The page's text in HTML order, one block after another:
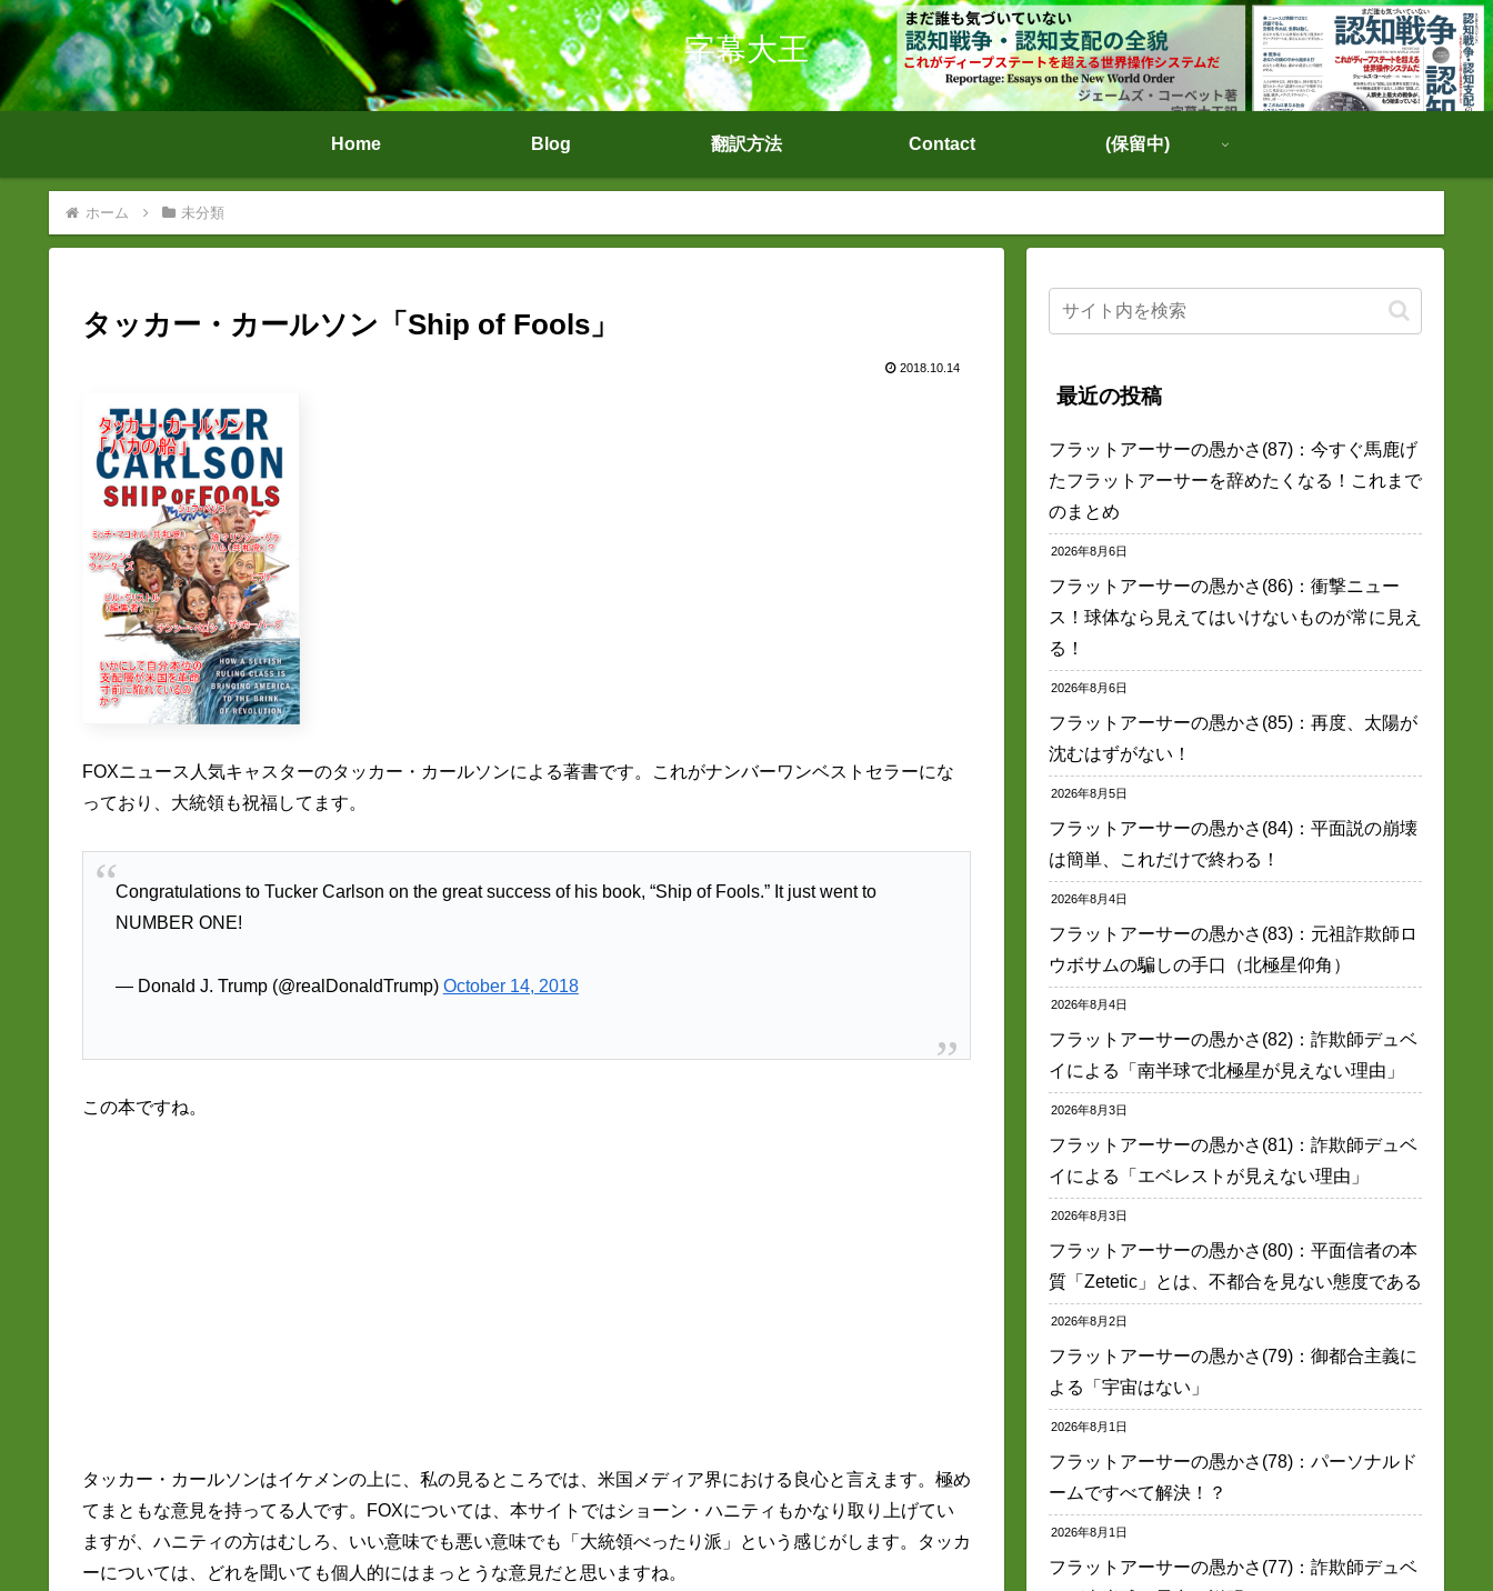
字幕大王
Home Blog 翻訳方法 Contact (保留中)
ホーム 未分類
タッカー・カールソン「Ship of Fools」
2018.10.14
FOXニュース人気キャスターのタッカー・カールソンによる著書です。これがナンバーワンベストセラーにな
っており、大統領も祝福してます。
Congratulations to Tucker Carlson on the great success of his book, “Ship of Fools.” It just went to
NUMBER ONE!
— Donald J. Trump (@realDonaldTrump) October 14, 2018
この本ですね。
タッカー・カールソンはイケメンの上に、私の見るところでは、米国メディア界における良心と言えます。極め
てまともな意見を持ってる人です。FOXについては、本サイトではショーン・ハニティもかなり取り上げてい
ますが、ハニティの方はむしろ、いい意味でも悪い意味でも「大統領べったり派」という感じがします。タッカ
ーについては、どれを聞いても個人的にはまっとうな意見だと思いますね。
最近の投稿
フラットアーサーの愚かさ(87)：今すぐ馬鹿げ
たフラットアーサーを辞めたくなる！これまで
のまとめ
2026年8月6日
フラットアーサーの愚かさ(86)：衝撃ニュー
ス！球体なら見えてはいけないものが常に見え
る！
2026年8月6日
フラットアーサーの愚かさ(85)：再度、太陽が
沈むはずがない！
2026年8月5日
フラットアーサーの愚かさ(84)：平面説の崩壊
は簡単、これだけで終わる！
2026年8月4日
フラットアーサーの愚かさ(83)：元祖詐欺師ロ
ウボサムの騙しの手口（北極星仰角）
2026年8月4日
フラットアーサーの愚かさ(82)：詐欺師デュベ
イによる「南半球で北極星が見えない理由」
2026年8月3日
フラットアーサーの愚かさ(81)：詐欺師デュベ
イによる「エベレストが見えない理由」
2026年8月3日
フラットアーサーの愚かさ(80)：平面信者の本
質「Zetetic」とは、不都合を見ない態度である
2026年8月2日
フラットアーサーの愚かさ(79)：御都合主義に
よる「宇宙はない」
2026年8月1日
フラットアーサーの愚かさ(78)：パーソナルド
ームですべて解決！？
2026年8月1日
フラットアーサーの愚かさ(77)：詐欺師デュベ